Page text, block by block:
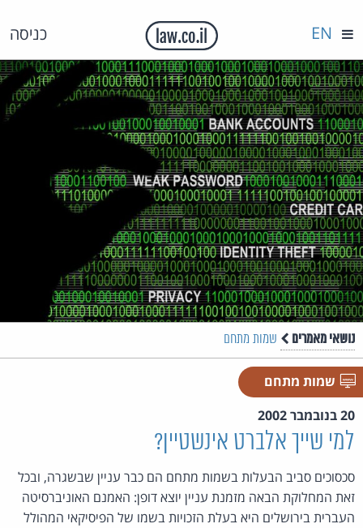
כניסה EN
נושאי מאמרים שמות מתחם
שמות מתחם
20 בנובמבר 2002
למי שייך אלברט אינשטיין?
סכסוכים סביב הבעלות בשמות מתחם הם כבר עניין שבשגרה, ובכל
זאת המחלוקת הבאה מזמנת עניין יוצא דופן: האמנם האוניברסיטה
העברית בירושלים היא בעלת הזכויות בשמו של הפיסיקאי המהולל